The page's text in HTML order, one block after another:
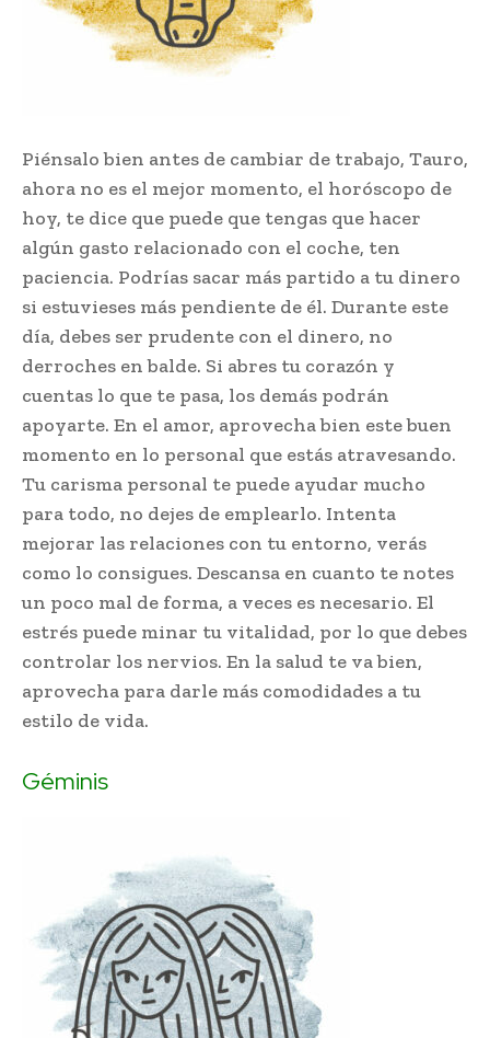
Piénsalo bien antes de cambiar de trabajo, Tauro,
ahora no es el mejor momento, el horóscopo de
hoy, te dice que puede que tengas que hacer
algún gasto relacionado con el coche, ten
paciencia. Podrías sacar más partido a tu dinero
si estuvieses más pendiente de él. Durante este
día, debes ser prudente con el dinero, no
derroches en balde. Si abres tu corazón y
cuentas lo que te pasa, los demás podrán
apoyarte. En el amor, aprovecha bien este buen
momento en lo personal que estás atravesando.
Tu carisma personal te puede ayudar mucho
para todo, no dejes de emplearlo. Intenta
mejorar las relaciones con tu entorno, verás
como lo consigues. Descansa en cuanto te notes
un poco mal de forma, a veces es necesario. El
estrés puede minar tu vitalidad, por lo que debes
controlar los nervios. En la salud te va bien,
aprovecha para darle más comodidades a tu
estilo de vida.
Géminis